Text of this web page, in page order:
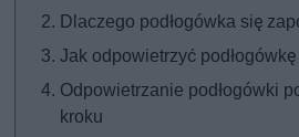
Dlaczego podłogówka się
Jak odpowietrzyć
Odpowietrzanie podłogówki
kroku